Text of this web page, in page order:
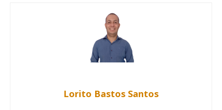
Lorito Bastos Santos